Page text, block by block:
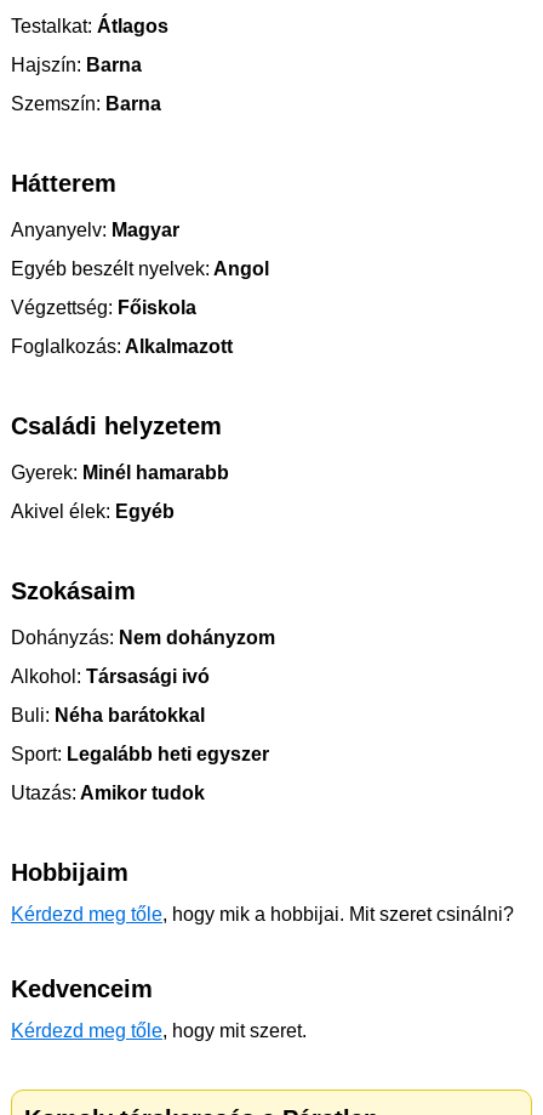
Testalkat: Átlagos
Hajszín: Barna
Szemszín: Barna
Hátterem
Anyanyelv: Magyar
Egyéb beszélt nyelvek: Angol
Végzettség: Főiskola
Foglalkozás: Alkalmazott
Családi helyzetem
Gyerek: Minél hamarabb
Akivel élek: Egyéb
Szokásaim
Dohányzás: Nem dohányzom
Alkohol: Társasági ivó
Buli: Néha barátokkal
Sport: Legalább heti egyszer
Utazás: Amikor tudok
Hobbijaim
Kérdezd meg tőle, hogy mik a hobbijai. Mit szeret csinálni?
Kedvenceim
Kérdezd meg tőle, hogy mit szeret.